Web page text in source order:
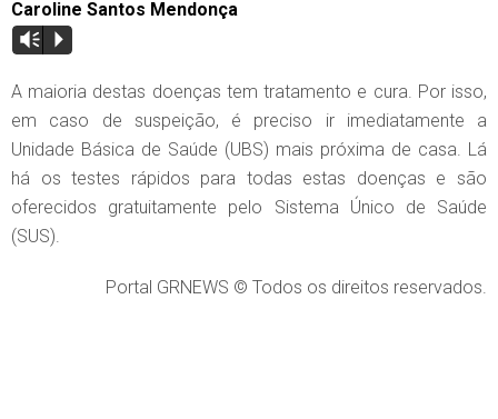
Caroline Santos Mendonça
Vm P
A maioria destas doenças tem tratamento e cura. Por isso,
em caso de suspeição, é preciso ir imediatamente a
Unidade Básica de Saúde (UBS) mais próxima de casa. Lá
há os testes rápidos para todas estas doenças e são
oferecidos gratuitamente pelo Sistema Único de Saúde
(SUS).
Portal GRNEWS © Todos os direitos reservados.